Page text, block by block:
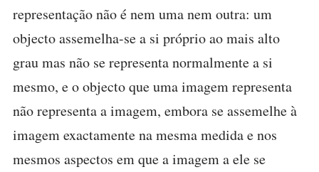
representação não é nem uma nem outra: um
objecto assemelha-se a si próprio ao mais alto
grau mas não se representa normalmente a si
mesmo, e o objecto que uma imagem representa
não representa a imagem, embora se assemelhe à
imagem exactamente na mesma medida e nos
mesmos aspectos em que a imagem a ele se